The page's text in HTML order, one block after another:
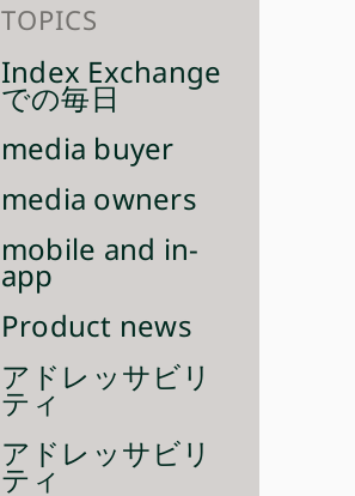
TOPICS
Index Exchange
での毎日
media buyer
media owners
mobile and in-
app
Product news
アドレッサビリ
ティ
アドレッサビリ
ティ